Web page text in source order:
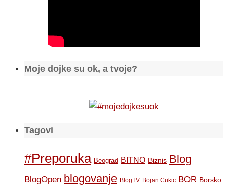
Moje dojke su ok, a tvoje?
Tagovi
#Preporuka Beograd BITNO Biznis Blog
BlogOpen blogovanje BlogTV Bojan Cukic BOR Borsko